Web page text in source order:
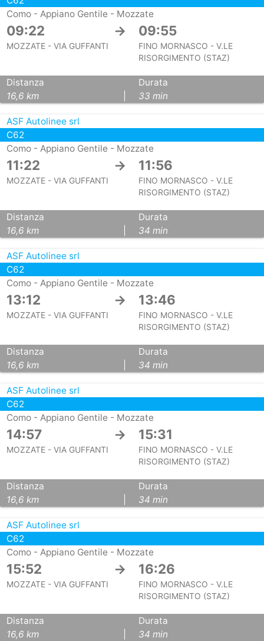
Como - Appiano Gentile - Mozzate
09:22 → 09:55
MOZZATE - VIA GUFFANTI
FINO MORNASCO - V.LE
RISORGIMENTO (STAZ)
Distanza
16,6 km
Durata
33 min
ASF Autolinee srl
C62
Como - Appiano Gentile - Mozzate
11:22 → 11:56
MOZZATE - VIA GUFFANTI
FINO MORNASCO - V.LE
RISORGIMENTO (STAZ)
Distanza
16,6 km
Durata
34 min
ASF Autolinee srl
C62
Como - Appiano Gentile - Mozzate
13:12 → 13:46
MOZZATE - VIA GUFFANTI
FINO MORNASCO - V.LE
RISORGIMENTO (STAZ)
Distanza
16,6 km
Durata
34 min
ASF Autolinee srl
C62
Como - Appiano Gentile - Mozzate
14:57 → 15:31
MOZZATE - VIA GUFFANTI
FINO MORNASCO - V.LE
RISORGIMENTO (STAZ)
Distanza
16,6 km
Durata
34 min
ASF Autolinee srl
C62
Como - Appiano Gentile - Mozzate
15:52 → 16:26
MOZZATE - VIA GUFFANTI
FINO MORNASCO - V.LE
RISORGIMENTO (STAZ)
Distanza
16,6 km
Durata
34 min